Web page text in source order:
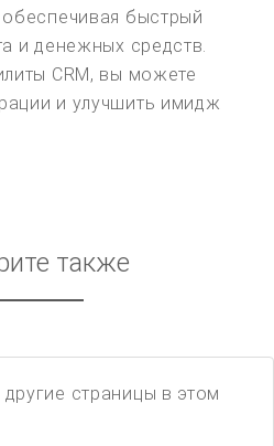
быстрый
и денежных средств.
CRM, вы можете
и улучшить имидж
также
страницы в этом